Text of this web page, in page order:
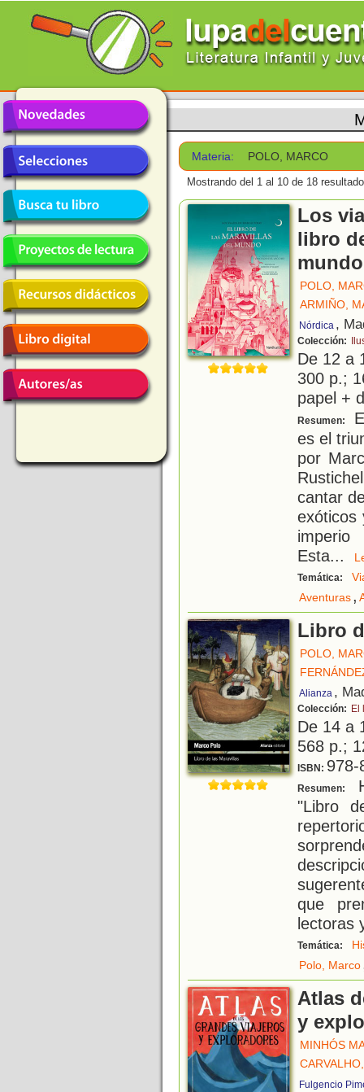
Materia: POLO, MARCO
Mostrando del 1 al 10 de 18
Los
libro
mundo
POLO,
ARMIÑO,
Nórdica ,
Colección:
De 12 a
300 p.;
papel +
Resumen:
es el
por
cantar
exóticos
Esta...
Temática:
Aventuras,
Libro
POLO,
Alianza ,
Colección: El
De 14 a
568 p.;
ISBN: 978-
Resumen:
"Libro
que
lectoras
Temática:
Polo, Marco
Atlas
y
MINHÓS
Fulgencio